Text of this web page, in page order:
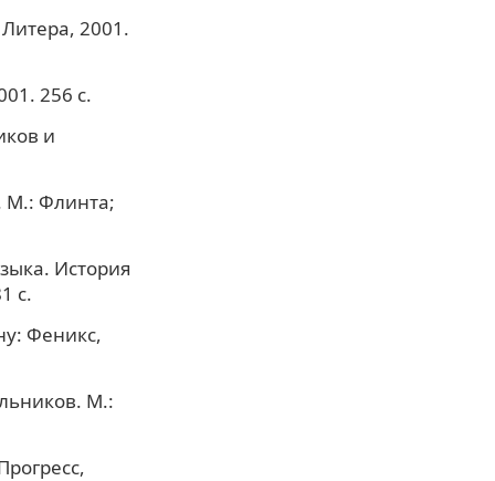
2001.
256 с.
и
М.: Флинта;
История
с.
Феникс,
М.: